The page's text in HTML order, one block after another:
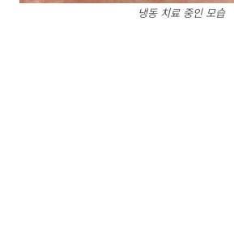
냉동 치료 중인 모습